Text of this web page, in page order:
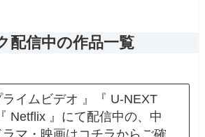
配信中の作品一覧
ライムビデオ 』『 U-NEXT
Netflix 』にて配信中の、中